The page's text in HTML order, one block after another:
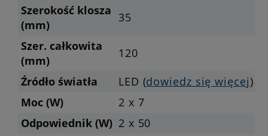
Szerokość klosza
(mm)
35
Szer. całkowita
(mm)
120
Źródło światła
LED (dowiedz się więcej)
Moc (W)
2 x 7
Odpowiednik (W) 2 x 50